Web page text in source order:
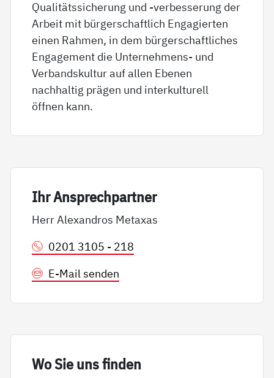
Qualitätssicherung und -verbesserung der
Arbeit mit bürgerschaftlich Engagierten
einen Rahmen, in dem bürgerschaftliches
Engagement die Unternehmens- und
Verbandskultur auf allen Ebenen
nachhaltig prägen und interkulturell
öffnen kann.
Ihr An­sp­rech­part­ner
Herr Alexandros Metaxas
0201 3105 - 218
E-Mail senden
Wo Sie uns fin­den